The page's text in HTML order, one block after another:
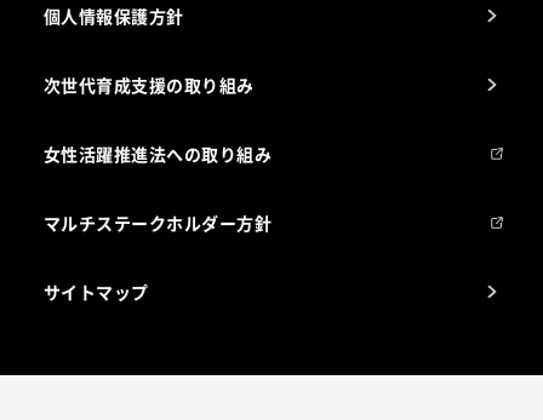
個人情報保護方針
次世代育成支援の取り組み
女性活躍推進法への取り組み
マルチステークホルダー方針
サイトマップ